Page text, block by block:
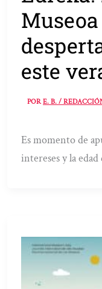
este
PORE. B. /
Es momento de
intereses y la